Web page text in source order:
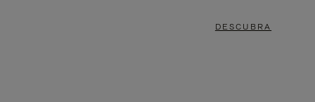
DESCUBRA